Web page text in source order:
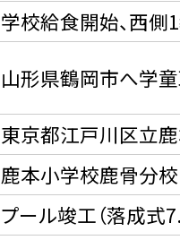
学校給食開始、西
山形県鶴岡市へ学童
東京都江戸川区立
鹿本小学校鹿骨分
プール竣工（落成式